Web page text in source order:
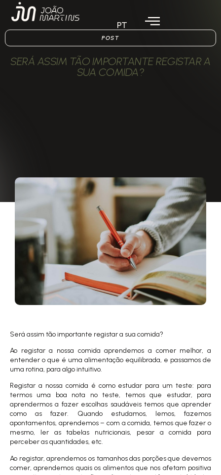
PT
POST
SERÁ ASSIM TÃO IMPORTANTE REGISTAR A
SUA COMIDA?
Será assim tão importante registar a sua comida?
Ao registar a nossa comida aprendemos a comer melhor, a
entender o que é uma alimentação equilibrada, e passamos de
uma rotina, para algo intuitivo.
Registar a nossa comida é como estudar para um teste: para
termos uma boa nota no teste, temos que estudar, para
aprendermos a fazer escolhas saudáveis temos que aprender
como as fazer. Quando estudamos, lemos, fazemos
apontamentos, aprendemos – com a comida, temos que fazer o
mesmo, ler as tabelas nutricionais, pesar a comida para
perceber as quantidades, etc.
Ao registar, aprendemos os tamanhos das porções que devemos
comer, aprendemos quais os alimentos que nos afetam positiva